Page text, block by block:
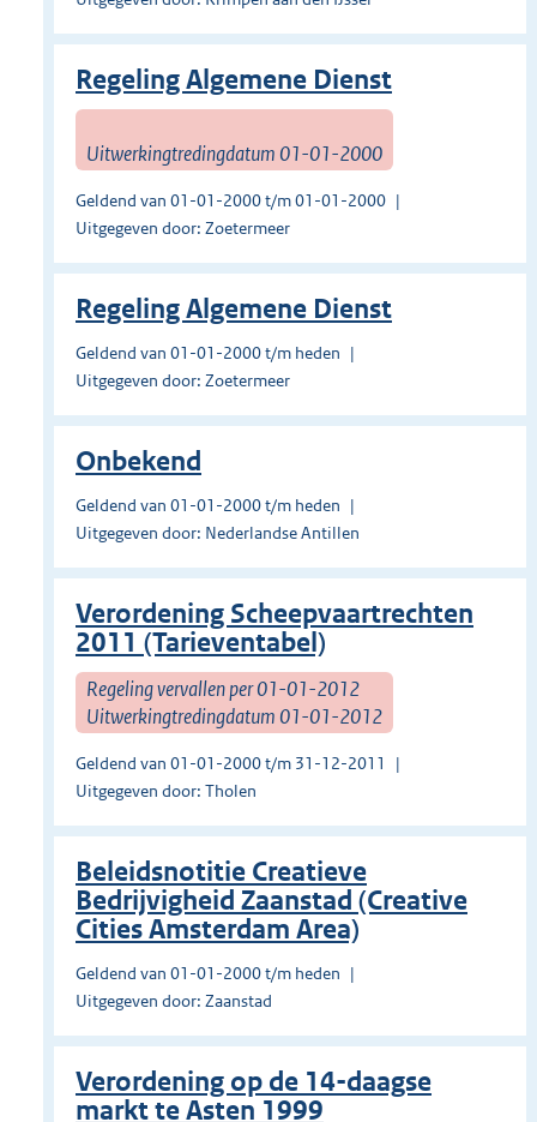
Regeling Algemene Dienst
Uitwerkingtredingdatum 01-01-2000
Geldend van 01-01-2000 t/m 01-01-2000
Uitgegeven door: Zoetermeer
Regeling Algemene Dienst
Geldend van 01-01-2000 t/m heden
Uitgegeven door: Zoetermeer
Onbekend
Geldend van 01-01-2000 t/m heden
Uitgegeven door: Nederlandse Antillen
Verordening Scheepvaartrechten
2011 (Tarieventabel)
Regeling vervallen per 01-01-2012
Uitwerkingtredingdatum 01-01-2012
Geldend van 01-01-2000 t/m 31-12-2011
Uitgegeven door: Tholen
Beleidsnotitie Creatieve
Bedrijvigheid Zaanstad (Creative
Cities Amsterdam Area)
Geldend van 01-01-2000 t/m heden
Uitgegeven door: Zaanstad
Verordening op de 14-daagse
markt te Asten 1999